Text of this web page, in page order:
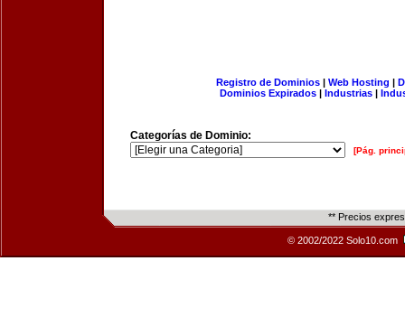
Registro de Dominios| Web Hosting |
Dominios Expirados | Industrias |
Categorías de Dominio:
[Pág.
** Precios
© 2002/2022 Solo10.com